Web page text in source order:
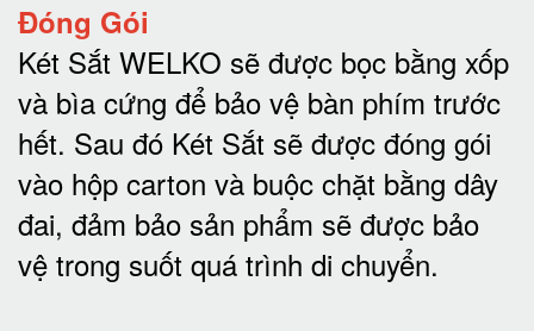
Đóng Gói
Két Sắt WELKO sẽ được bọc bằng xốp
và bìa cứng để bảo vệ bàn phím trước
hết. Sau đó Két Sắt sẽ được đóng gói
vào hộp carton và buộc chặt bằng dây
đai, đảm bảo sản phẩm sẽ được bảo
vệ trong suốt quá trình di chuyển.